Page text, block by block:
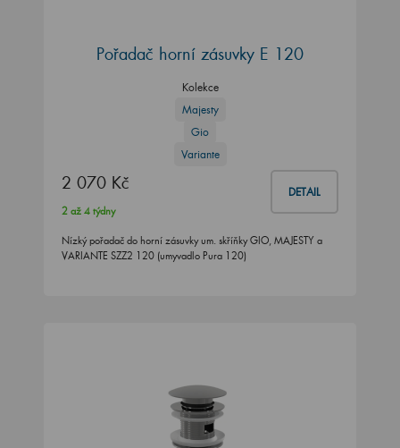
Pořadač horní zásuvky E 120
Kolekce
Majesty
Gio
Variante
2 070 Kč DETAIL
2 až 4 týdny
Nízký pořadač do horní zásuvky um. skříňky GIO, MAJESTY a
VARIANTE SZZ2 120 (umyvadlo Pura 120)